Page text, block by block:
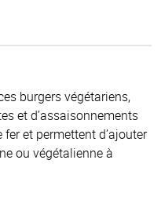
burgers végétariens,
et d’assaisonnements
et permettent d’ajouter
ou végétalienne à